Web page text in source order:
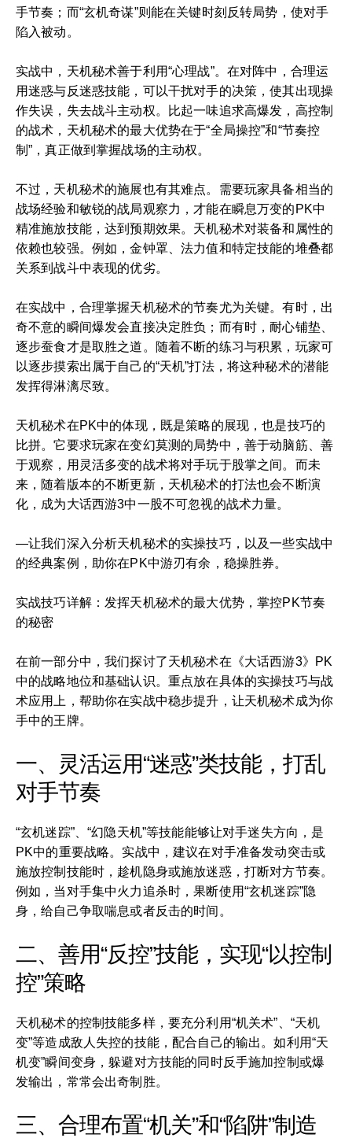
手节奏；而“玄机奇谋”则能在关键时刻反转局势，使对手
陷入被动。
实战中，天机秘术善于利用“心理战”。在对阵中，合理运
用迷惑与反迷惑技能，可以干扰对手的决策，使其出现操
作失误，失去战斗主动权。比起一味追求高爆发，高控制
的战术，天机秘术的最大优势在于“全局操控”和“节奏控
制”，真正做到掌握战场的主动权。
不过，天机秘术的施展也有其难点。需要玩家具备相当的
战场经验和敏锐的战局观察力，才能在瞬息万变的PK中
精准施放技能，达到预期效果。天机秘术对装备和属性的
依赖也较强。例如，金钟罩、法力值和特定技能的堆叠都
关系到战斗中表现的优劣。
在实战中，合理掌握天机秘术的节奏尤为关键。有时，出
奇不意的瞬间爆发会直接决定胜负；而有时，耐心铺垫、
逐步蚕食才是取胜之道。随着不断的练习与积累，玩家可
以逐步摸索出属于自己的“天机”打法，将这种秘术的潜能
发挥得淋漓尽致。
天机秘术在PK中的体现，既是策略的展现，也是技巧的
比拼。它要求玩家在变幻莫测的局势中，善于动脑筋、善
于观察，用灵活多变的战术将对手玩于股掌之间。而未
来，随着版本的不断更新，天机秘术的打法也会不断演
化，成为大话西游3中一股不可忽视的战术力量。
—让我们深入分析天机秘术的实操技巧，以及一些实战中
的经典案例，助你在PK中游刃有余，稳操胜券。
实战技巧详解：发挥天机秘术的最大优势，掌控PK节奏
的秘密
在前一部分中，我们探讨了天机秘术在《大话西游3》PK
中的战略地位和基础认识。重点放在具体的实操技巧与战
术应用上，帮助你在实战中稳步提升，让天机秘术成为你
手中的王牌。
一、灵活运用“迷惑”类技能，打乱
对手节奏
“玄机迷踪”、“幻隐天机”等技能能够让对手迷失方向，是
PK中的重要战略。实战中，建议在对手准备发动突击或
施放控制技能时，趁机隐身或施放迷惑，打断对方节奏。
例如，当对手集中火力追杀时，果断使用“玄机迷踪”隐
身，给自己争取喘息或者反击的时间。
二、善用“反控”技能，实现“以控制
控”策略
天机秘术的控制技能多样，要充分利用“机关术”、“天机
变”等造成敌人失控的技能，配合自己的输出。如利用“天
机变”瞬间变身，躲避对方技能的同时反手施加控制或爆
发输出，常常会出奇制胜。
三、合理布置“机关”和“陷阱”制造